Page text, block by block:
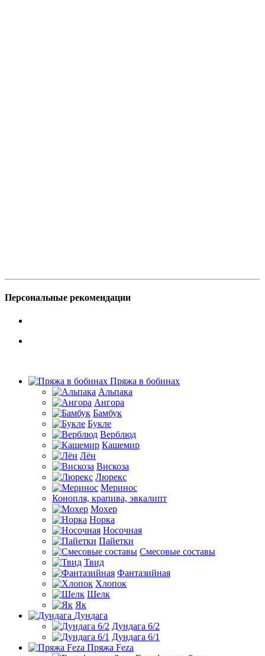
Персональные рекомендации
Пряжа в бобинах
Альпака
Ангора
Бамбук
Букле
Верблюд
Кашемир
Лён
Вискоза
Люрекс
Меринос
Конопля, крапива, эвкалипт
Мохер
Норка
Носочная
Пайетки
Смесовые составы
Твид
Фантазийная
Хлопок
Шелк
Як
Дундага
Дундага 6/2
Дундага 6/1
Пряжа Feza